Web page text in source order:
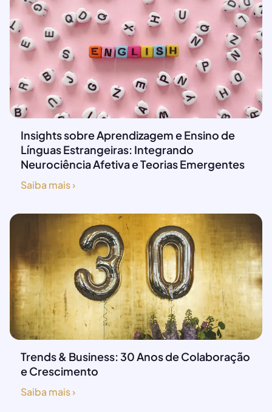
Insights sobre Aprendizagem e Ensino de
Línguas Estrangeiras: Integrando
Neurociência Afetiva e Teorias Emergentes
Saiba mais ›
Trends & Business: 30 Anos de Colaboração
e Crescimento
Saiba mais ›